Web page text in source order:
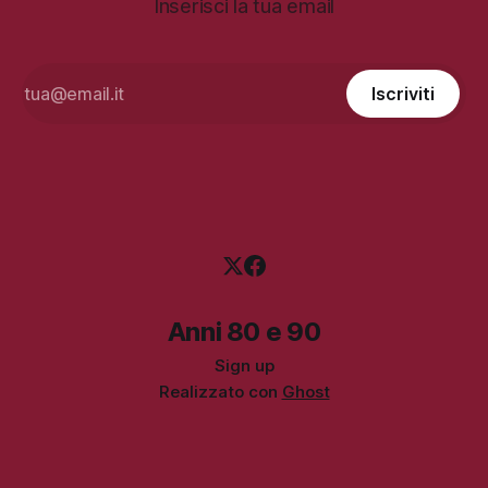
Inserisci la tua email
Iscriviti
Anni 80 e 90
Sign up
Realizzato con Ghost